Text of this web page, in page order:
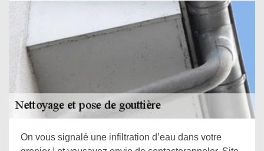
On vous signalé une infiltration d’eau dans votre